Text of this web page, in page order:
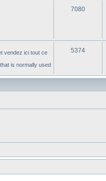
7080
vendez ici tout ce
is normally used
5374